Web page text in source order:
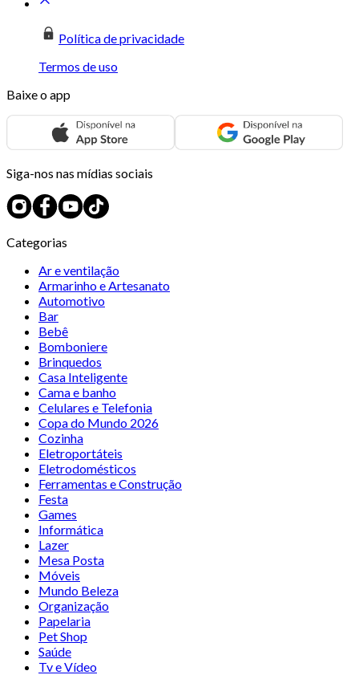
Política de privacidade
Termos de uso
Baixe o app
Siga-nos nas mídias sociais
Categorias
Ar e ventilação
Armarinho e Artesanato
Automotivo
Bar
Bebê
Bomboniere
Brinquedos
Casa Inteligente
Cama e banho
Celulares e Telefonia
Copa do Mundo 2026
Cozinha
Eletroportáteis
Eletrodomésticos
Ferramentas e Construção
Festa
Games
Informática
Lazer
Mesa Posta
Móveis
Mundo Beleza
Organização
Papelaria
Pet Shop
Saúde
Tv e Vídeo